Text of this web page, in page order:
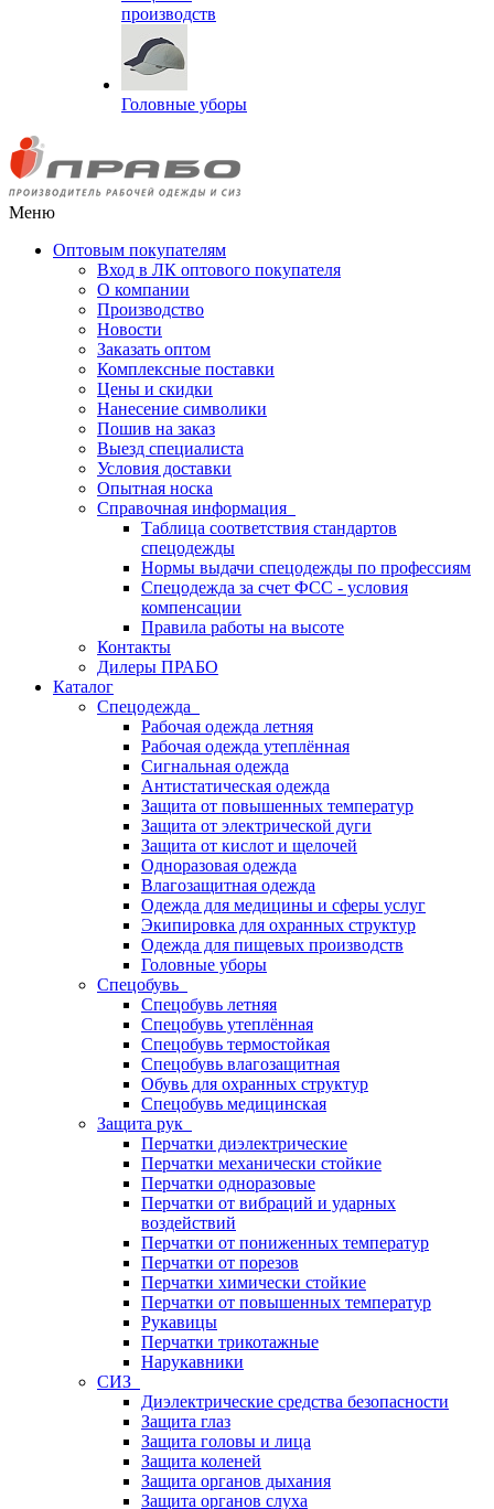
производств
Головные уборы
Меню
Оптовым покупателям
Вход в ЛК оптового покупателя
О компании
Производство
Новости
Заказать оптом
Комплексные поставки
Цены и скидки
Нанесение символики
Пошив на заказ
Выезд специалиста
Условия доставки
Опытная носка
Справочная информация
Таблица соответствия стандартов
спецодежды
Нормы выдачи спецодежды по профессиям
Спецодежда за счет ФСС - условия
компенсации
Правила работы на высоте
Контакты
Дилеры ПРАБО
Каталог
Спецодежда
Рабочая одежда летняя
Рабочая одежда утеплённая
Сигнальная одежда
Антистатическая одежда
Защита от повышенных температур
Защита от электрической дуги
Защита от кислот и щелочей
Одноразовая одежда
Влагозащитная одежда
Одежда для медицины и сферы услуг
Экипировка для охранных структур
Одежда для пищевых производств
Головные уборы
Спецобувь
Спецобувь летняя
Спецобувь утеплённая
Спецобувь термостойкая
Спецобувь влагозащитная
Обувь для охранных структур
Спецобувь медицинская
Защита рук
Перчатки диэлектрические
Перчатки механически стойкие
Перчатки одноразовые
Перчатки от вибраций и ударных
воздействий
Перчатки от пониженных температур
Перчатки от порезов
Перчатки химически стойкие
Перчатки от повышенных температур
Рукавицы
Перчатки трикотажные
Нарукавники
СИЗ
Диэлектрические средства безопасности
Защита глаз
Защита головы и лица
Защита коленей
Защита органов дыхания
Защита органов слуха